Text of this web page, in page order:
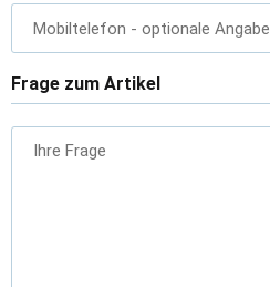
Mobiltelefon - optionale Angabe
Frage zum Artikel
Ihre Frage